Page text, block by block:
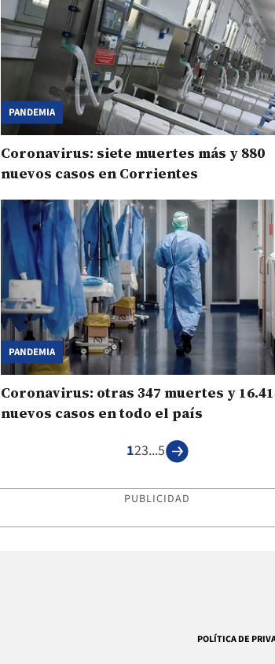
PANDEMIA
Coronavirus: siete muertes más y 880
nuevos casos en Corrientes
PANDEMIA
Coronavirus: otras 347 muertes y
nuevos casos en todo el país
123...5
PUBLICIDAD
POLÍTICA DE